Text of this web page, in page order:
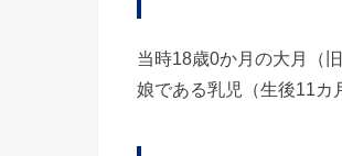
当時18歳0か月の大月（
娘である乳児（生後11カ